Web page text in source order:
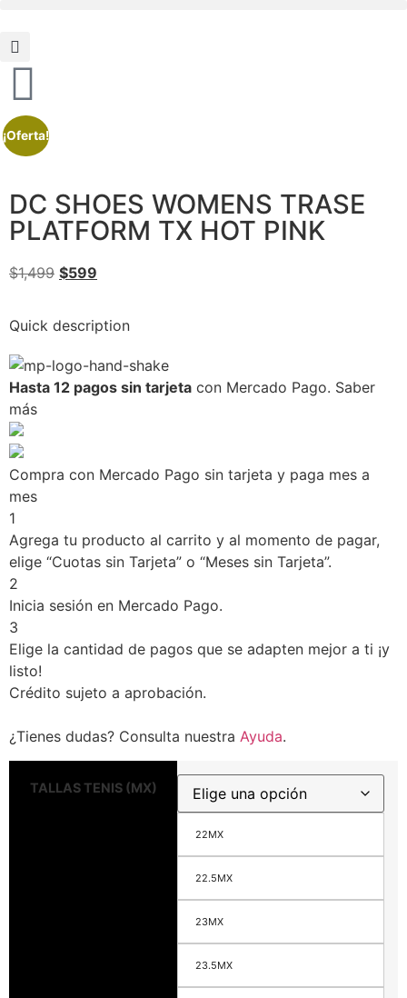
¡Oferta!
DC SHOES WOMENS TRASE
PLATFORM TX HOT PINK
$1,499 $599
Quick description
Hasta 12 pagos sin tarjeta con Mercado Pago. Saber
más
Compra con Mercado Pago sin tarjeta y paga mes a
mes
1
Agrega tu producto al carrito y al momento de pagar,
elige “Cuotas sin Tarjeta” o “Meses sin Tarjeta”.
2
Inicia sesión en Mercado Pago.
3
Elige la cantidad de pagos que se adapten mejor a ti ¡y
listo!
Crédito sujeto a aprobación.
¿Tienes dudas? Consulta nuestra Ayuda.
TALLAS TENIS (MX)
22MX
22.5MX
23MX
23.5MX